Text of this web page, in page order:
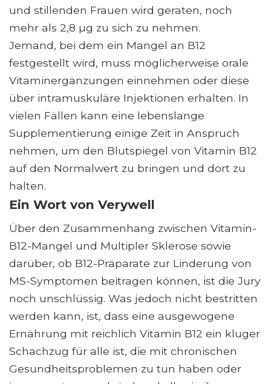
und stillenden Frauen wird geraten, noch
mehr als 2,8 µg zu sich zu nehmen.
Jemand, bei dem ein Mangel an B12
festgestellt wird, muss möglicherweise orale
Vitaminergänzungen einnehmen oder diese
über intramuskuläre Injektionen erhalten. In
vielen Fällen kann eine lebenslange
Supplementierung einige Zeit in Anspruch
nehmen, um den Blutspiegel von Vitamin B12
auf den Normalwert zu bringen und dort zu
halten.
Ein Wort von Verywell
Über den Zusammenhang zwischen Vitamin-
B12-Mangel und Multipler Sklerose sowie
darüber, ob B12-Präparate zur Linderung von
MS-Symptomen beitragen können, ist die Jury
noch unschlüssig. Was jedoch nicht bestritten
werden kann, ist, dass eine ausgewogene
Ernährung mit reichlich Vitamin B12 ein kluger
Schachzug für alle ist, die mit chronischen
Gesundheitsproblemen zu tun haben oder